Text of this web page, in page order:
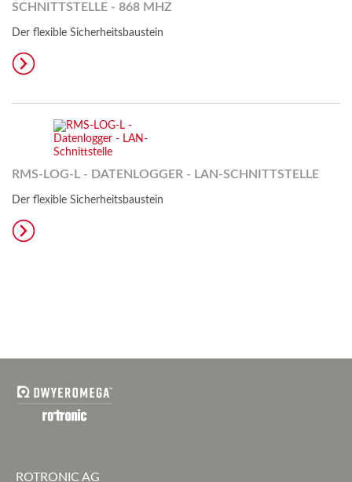
SCHNITTSTELLE - 868 MHZ
Der flexible Sicherheitsbaustein
RMS-LOG-L - DATENLOGGER - LAN-SCHNITTSTELLE
Der flexible Sicherheitsbaustein
ROTRONIC AG